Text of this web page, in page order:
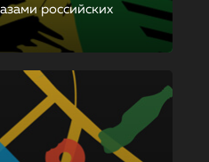
российских